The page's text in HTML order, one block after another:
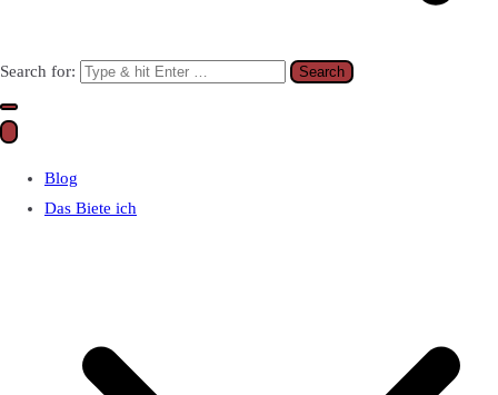
Search for:
Blog
Das Biete ich